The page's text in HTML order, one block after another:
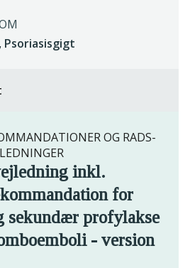
OG RADS-
inkl.
for
sekundær profylakse
- version